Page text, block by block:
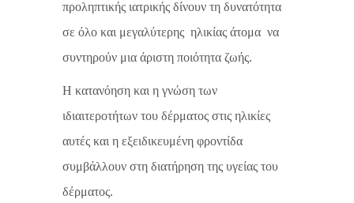
προληπτικής ιατρικής δίνουν τη δυνατότητα
σε όλο και μεγαλύτερης ηλικίας άτομα να
συντηρούν μια άριστη ποιότητα ζωής.
Η κατανόηση και η γνώση των
ιδιαιτεροτήτων του δέρματος στις ηλικίες
αυτές και η εξειδικευμένη φροντίδα
συμβάλλουν στη διατήρηση της υγείας του
δέρματος.